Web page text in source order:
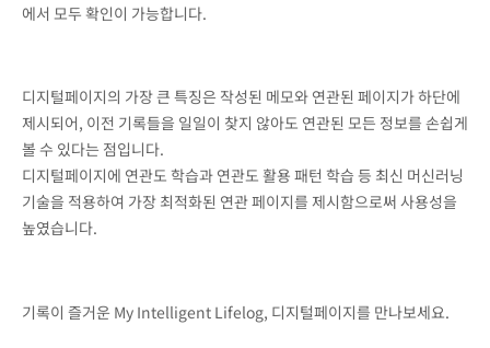
에서 모두 확인이 가능합니다.
디지털페이지의 가장 큰 특징은 작성된 메모와 연관된 페이지가 하단에
제시되어, 이전 기록들을 일일이 찾지 않아도 연관된 모든 정보를 손쉽게
볼 수 있다는 점입니다.
디지털페이지에 연관도 학습과 연관도 활용 패턴 학습 등 최신 머신러닝
기술을 적용하여 가장 최적화된 연관 페이지를 제시함으로써 사용성을
높였습니다.
기록이 즐거운 My Intelligent Lifelog, 디지털페이지를 만나보세요.